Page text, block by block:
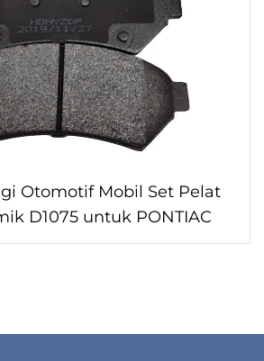
Otomotif Mobil Set Pelat
D1075 untuk PONTIAC